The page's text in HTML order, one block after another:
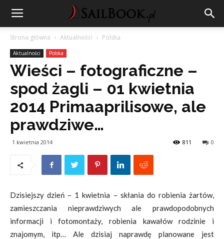
Strona główna Aktualności Polska
Aktualności Polska
Wieści – fotograficzne –
spod żagli – 01 kwietnia
2014 Primaaprilisowe, ale
prawdziwe…
1 kwietnia 2014 0
811
Dzisiejszy dzień – 1 kwietnia – skłania do robienia żartów,
zamieszczania nieprawdziwych ale prawdopodobnych
informacji i fotomontaży, robienia kawałów rodzinie i
znajomym, itp… Ale dzisiaj naprawdę planowane jest